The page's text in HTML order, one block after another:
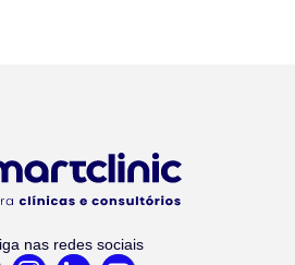
nas redes sociais